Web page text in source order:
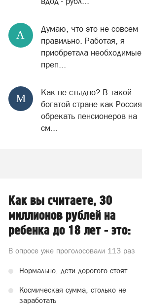
А
Думаю, что это не совсем
правильно. Работая, я
приобретала необходимые
преп...
М
Как не стыдно? В такой
богатой стране как Россия
обрекать пенсионеров на
см...
Как вы считаете, 30
миллионов рублей на
ребенка до 18 лет - это:
В опросе уже проголосовали 113 раз
Нормально, дети дорогого стоят
Космическая сумма, столько не
заработать